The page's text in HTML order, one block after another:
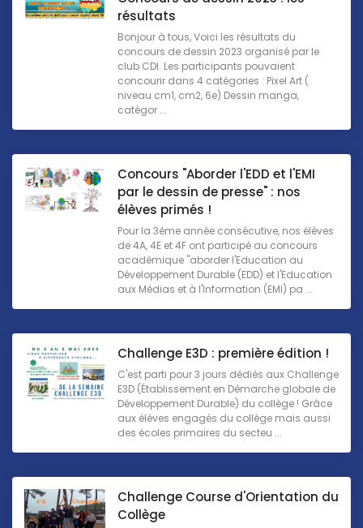
résultats
Bonjour à tous, Voici les résultats du
concours de dessin 2023 organisé par le
club CDI. Les participants pouvaient
concourir dans 4 catégories : Pixel Art (
niveau cm1, cm2, 6e) Dessin manga,
catégor ...
Concours "Aborder l'EDD et l'EMI
par le dessin de presse" : nos
élèves primés !
Pour la 3ème année consécutive, nos élèves
de 4A, 4E et 4F ont participé au concours
académique "aborder l'Education au
Développement Durable (EDD) et l'Education
aux Médias et à l'Information (EMI) pa ...
Challenge E3D : première édition !
C'est parti pour 3 jours dédiés aux Challenge
E3D (Établissement en Démarche globale de
Développement Durable) du collège ! Grâce
aux élèves engagés du collège mais aussi
des écoles primaires du secteu ...
Challenge Course d'Orientation du
Collège